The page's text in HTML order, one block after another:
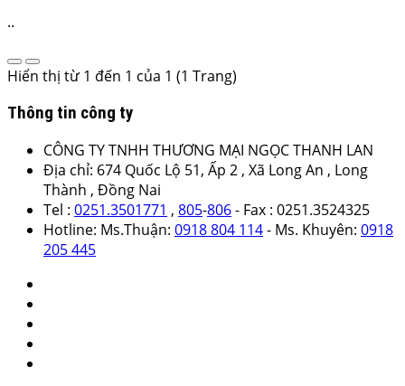
..
Hiển thị từ 1 đến 1 của 1 (1 Trang)
Thông tin công ty
CÔNG TY TNHH THƯƠNG MẠI NGỌC THANH LAN
Địa chỉ: 674 Quốc Lộ 51, Ấp 2 , Xã Long An , Long
Thành , Đồng Nai
Tel : 0251.3501771 , 805-806- Fax : 0251.3524325
Hotline: Ms.Thuận: 0918 804 114- Ms. Khuyên: 0918
205 445